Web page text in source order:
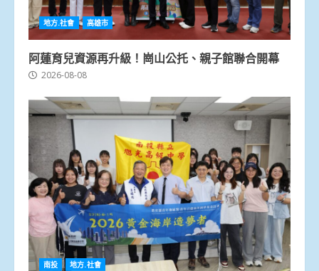
地方.社會 高雄市
阿蓮育兒資源再升級！崗山公托、親子館聯合開幕
2026-08-08
南投 地方.社會